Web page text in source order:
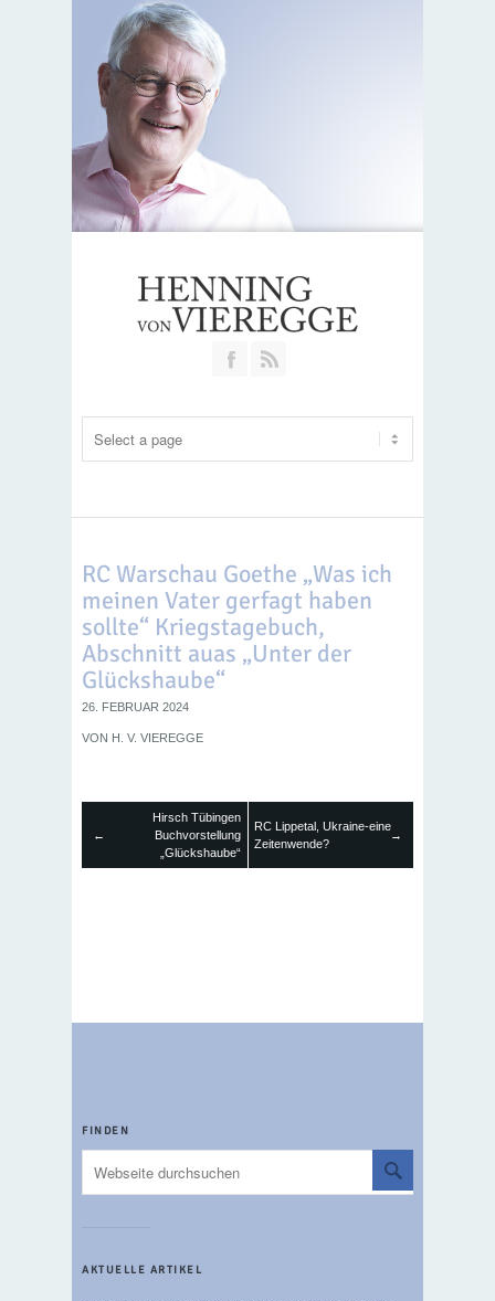
Join our Facebook Group
RC Warschau Goethe „Was ich
meinen Vater gerfagt haben
sollte“ Kriegstagebuch,
Abschnitt auas „Unter der
Glückshaube“
26. FEBRUAR 2024
VON H. V. VIEREGGE
←
Hirsch Tübingen
Buchvorstellung
„Glückshaube“
RC Lippetal, Ukraine-eine
Zeitenwende?
→
FINDEN
AKTUELLE ARTIKEL